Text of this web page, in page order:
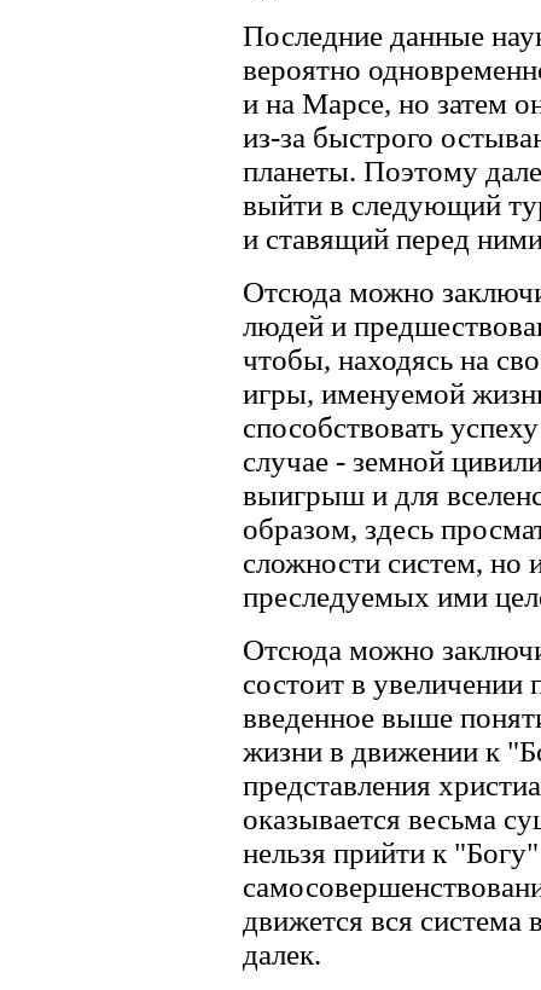
Последние данные
вероятно
и на Марсе, но затем
из-за быстрого
планеты. Поэтому
выйти в следующий
и ставящий перед
Отсюда можно
людей и
чтобы, находясь на
игры, именуемой
способствовать
случае - земной
выигрыш и для
образом, здесь
сложности систем, но
преследуемых ими
Отсюда можно
состоит в увеличении
введенное выше
жизни в движении к
представления
оказывается весьма
нельзя прийти к
движется вся система
далек.